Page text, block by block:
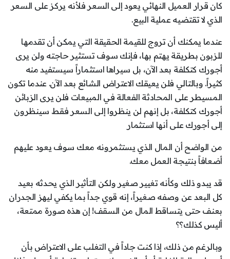
كان قرار العميل النهائي يعود إلى السعر فلأنه يركز على السعر
الذي لا تقتضيه عملية البيع.
عندما يمكنك أن تروج للقيمة الحقيقة التي يمكن أن تقدمها
للزبون بطريقة يهتم بها، فإنك سوف تستثير حاجته ولن يرى
أجورك كتكلفة بعد الآن، بل سيراها استثماراً سيستفيد منه
كثيراً. وبالتالي فلن يعيقك الاعتراض الشائع بعد الآن. عندما تكون
المسيطر على المحادثة الفعالة في المبيعات فلن يرى الزبائن
أجورك كتكلفة، بل إنهم لن ينظروا إلى السعر فقط. سينظرون
إلى أجورك على أنها استثمار
من الواضح أن المال الذي يستثمرونه معك سوف يعود عليهم
أضعافاً بنتيجة العمل معك.
قد يبدو ذلك وكأنه تغيير صغير ولكن التأثير الذي يحدثه بعيد
كل البعد عن وصفه صغيراً، إنه قوي جداً بما يكفي ليهز الجدران
بعنف حتى يتساقط المال من السقف! إن هذه صورة ممتعة،
أليس كذلك؟؟
وبالرغم من ذلك، إذا كنت جاداً في التغلب على الاعتراض بأن